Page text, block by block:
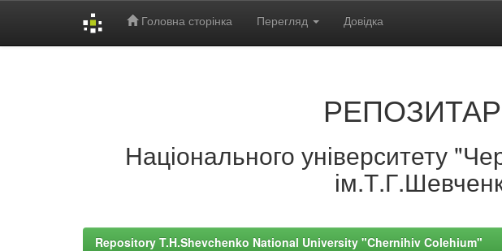
Головна сторінка Перегляд Довідка
Національного університету
Repository T.H.Shevchenko National University "Chernihiv Colehium"